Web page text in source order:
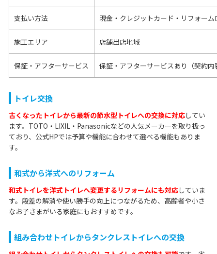
支払い方法 現金・クレジットカード・リフォーム
施工エリア 店舗出店地域
保証・アフターサービス 保証・アフターサービスあり（契約
トイレ交換
古くなったトイレから最新の節水型トイレへの交換に対応してい
ます。TOTO・LIXIL・Panasonicなどの人気メーカーを取り扱っ
ており、公式HPでは予算や機能に合わせて選べる機能もありま
す。
和式から洋式へのリフォーム
和式トイレを洋式トイレへ変更するリフォームにも対応していま
す。段差の解消や使い勝手の向上につながるため、高齢者や小さ
なお子さまがいる家庭にもおすすめです。
組み合わせトイレからタンクレストイレへの交換